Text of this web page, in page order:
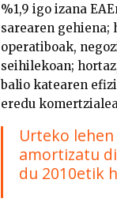
%1,9 igo izana
sarearen
operatiboak,
seihilekoan;
balio katearen
eredu
Urteko
amortizatu
du 2010etik